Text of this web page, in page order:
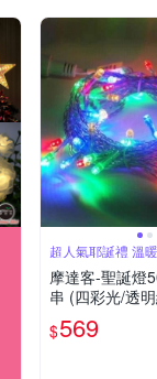
超人氣耶誕禮 溫
摩達客-聖誕燈
串 (四彩光/透
器跳機)高亮度
$569